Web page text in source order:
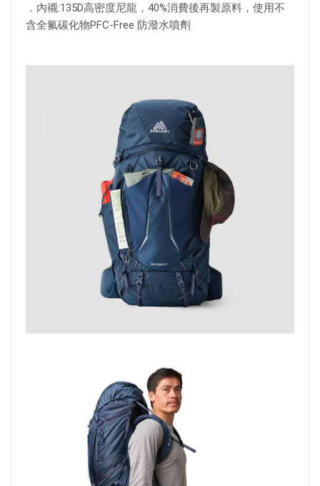
．內襯:135D高密度尼龍，40%消費後再製原料，使用不
含全氟碳化物PFC-Free 防潑水噴劑